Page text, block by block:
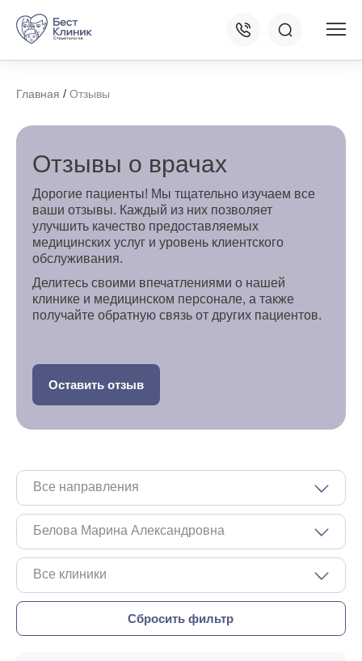
Главная / Отзывы
Отзывы о врачах
Дорогие пациенты! Мы тщательно изучаем все
ваши отзывы. Каждый из них позволяет
улучшить качество предоставляемых
медицинских услуг и уровень клиентского
обслуживания.
Делитесь своими впечатлениями о нашей
клинике и медицинском персонале, а также
получайте обратную связь от других пациентов.
Оставить отзыв
Все направления
Белова Марина Александровна
Все клиники